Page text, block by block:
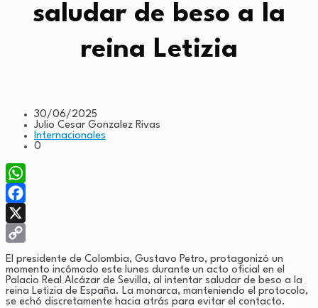
saludar de beso a la
reina Letizia
30/06/2025
Julio Cesar Gonzalez Rivas
Internacionales
0
WhatsApp
Facebook
X
Copy
Link
El presidente de Colombia, Gustavo Petro, protagonizó un
momento incómodo este lunes durante un acto oficial en el
Palacio Real Alcázar de Sevilla, al intentar saludar de beso a la
reina Letizia de España. La monarca, manteniendo el protocolo,
se echó discretamente hacia atrás para evitar el contacto.